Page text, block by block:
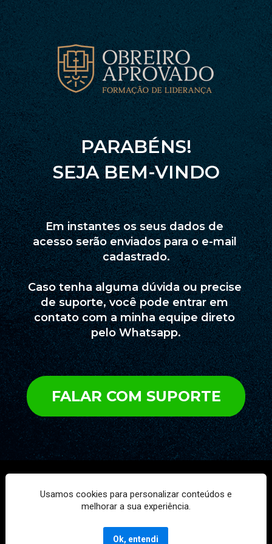
PARABÉNS!
SEJA BEM-VINDO
Em instantes os seus dados de
acesso serão enviados para o e-mail
cadastrado.
Caso tenha alguma dúvida ou precise
de suporte, você pode entrar em
contato com a minha equipe direto
pelo Whatsapp.
FALAR COM SUPORTE
Ao se cadastrar você está concordando com os termos de nossa
Política de Privacidade e Termos de Uso.
Copyright © REFORMA DIGITAL ESTRATEGIAS ONLINE LTDA |
Cond Jardim Park Business · 09.080-500 Santo André, SP
Usamos cookies para personalizar conteúdos e
melhorar a sua experiência.
Ok, entendi